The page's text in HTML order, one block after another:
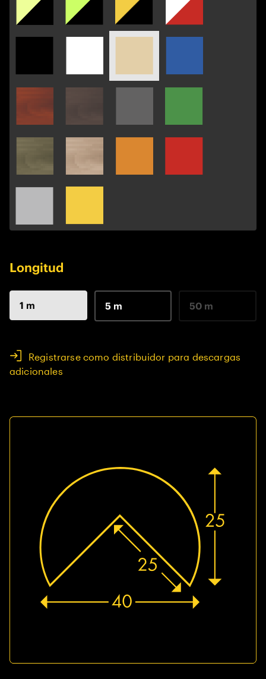
Longitud
1 m 5 m 50 m
Registrarse como distribuidor para descargas
adicionales